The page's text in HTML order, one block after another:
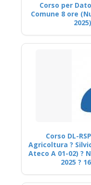
Corso per
Comune 8 ore
Corso DL-
Agricoltura ?
Ateco A 01-02) ?
2025 ?